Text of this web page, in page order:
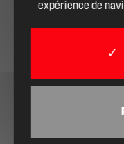
expérience de